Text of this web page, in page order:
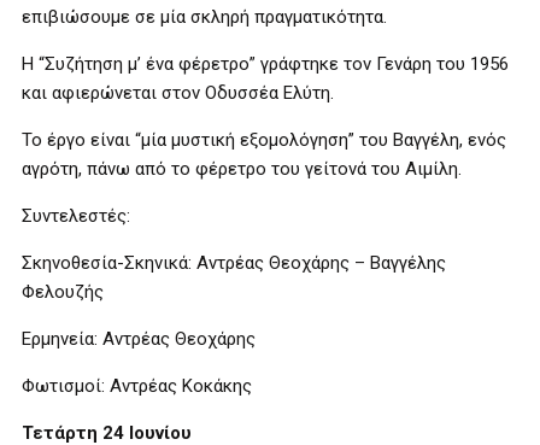
επιβιώσουμε σε μία σκληρή πραγματικότητα.
Η “Συζήτηση μ’ ένα φέρετρο” γράφτηκε τον Γενάρη του 1956
και αφιερώνεται στον Οδυσσέα Ελύτη.
Το έργο είναι “μία μυστική εξομολόγηση” του Βαγγέλη, ενός
αγρότη, πάνω από το φέρετρο του γείτονά του Αιμίλη.
Συντελεστές:
Σκηνοθεσία-Σκηνικά: Αντρέας Θεοχάρης – Βαγγέλης
Φελουζής
Ερμηνεία: Αντρέας Θεοχάρης
Φωτισμοί: Αντρέας Κοκάκης
Τετάρτη 24 Ιουνίου